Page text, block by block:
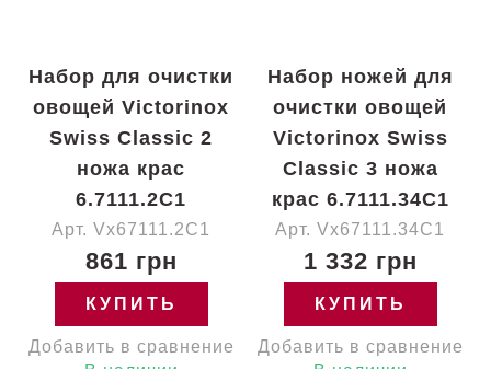
Набор для очистки
овощей Victorinox
Swiss Classic 2
ножа крас
6.7111.2C1
Арт. Vx67111.2C1
861 грн
КУПИТЬ
Добавить в сравнение
Набор ножей для
очистки овощей
Victorinox Swiss
Classic 3 ножа
крас 6.7111.34C1
Арт. Vx67111.34C1
1 332 грн
КУПИТЬ
Добавить в сравнение